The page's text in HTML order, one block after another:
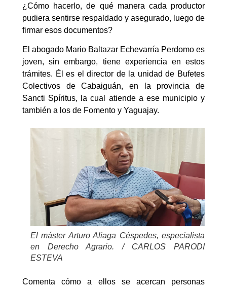
¿Cómo hacerlo, de qué manera cada productor
pudiera sentirse respaldado y asegurado, luego de
firmar esos documentos?
El abogado Mario Baltazar Echevarría Perdomo es
joven, sin embargo, tiene experiencia en estos
trámites. Él es el director de la unidad de Bufetes
Colectivos de Cabaiguán, en la provincia de
Sancti Spíritus, la cual atiende a ese municipio y
también a los de Fomento y Yaguajay.
El máster Arturo Aliaga Céspedes, especialista
en Derecho Agrario. / CARLOS PARODI
ESTEVA
Comenta cómo a ellos se acercan personas